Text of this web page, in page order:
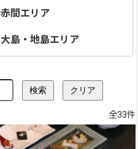
赤間エリア
大島・地島エリア
全33件